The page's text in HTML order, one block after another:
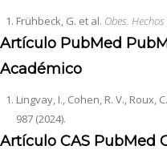
Frühbeck, G. et al. Obes. Hechos
Artículo PubMed
Académico
Lingvay, I., Cohen, R. V., Roux,
987 (2024).
Artículo CAS PubMed